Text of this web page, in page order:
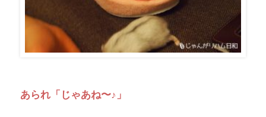
あられ「じゃあね〜♪」